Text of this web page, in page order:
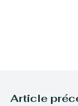
Article